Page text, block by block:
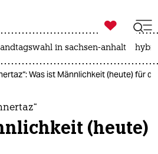
zahl ich
ich

taz zahl ich
in sachsen-anhalt
Was ist Männlichkeit (heute) für
(heute)